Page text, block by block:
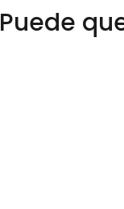
Puede